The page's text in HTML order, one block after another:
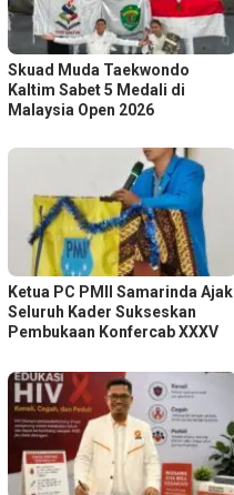
Skuad Muda Taekwondo
Kaltim Sabet 5 Medali di
Malaysia Open 2026
Ketua PC PMII Samarinda Ajak
Seluruh Kader Sukseskan
Pembukaan Konfercab XXXV